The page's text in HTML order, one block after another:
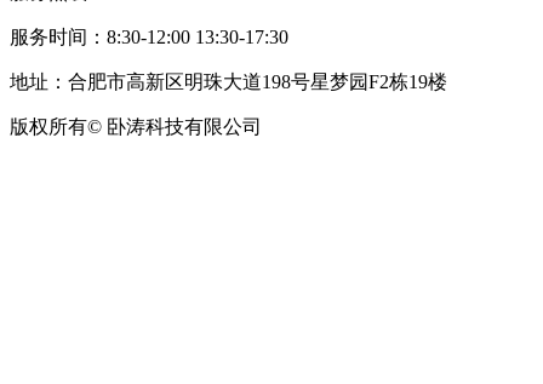
服务时间：8:30-12:00 13:30-17:30
地址：合肥市高新区明珠大道198号星梦园F2栋19楼
版权所有© 卧涛科技有限公司